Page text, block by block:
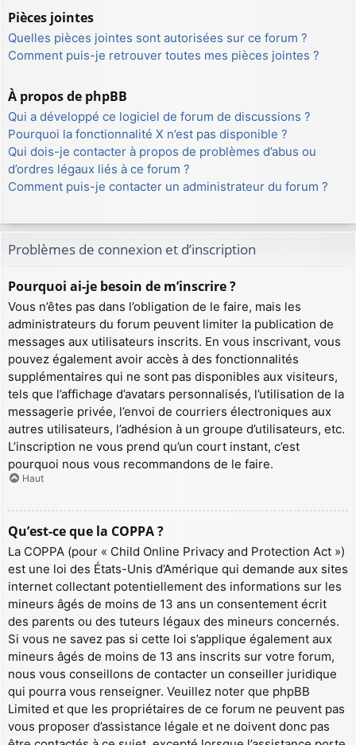
Pièces jointes
Quelles pièces jointes sont autorisées sur ce forum ?
Comment puis-je retrouver toutes mes pièces jointes ?
À propos de phpBB
Qui a développé ce logiciel de forum de discussions ?
Pourquoi la fonctionnalité X n’est pas disponible ?
Qui dois-je contacter à propos de problèmes d’abus ou
d’ordres légaux liés à ce forum ?
Comment puis-je contacter un administrateur du forum ?
Problèmes de connexion et d’inscription
Pourquoi ai-je besoin de m’inscrire ?
Vous n’êtes pas dans l’obligation de le faire, mais les
administrateurs du forum peuvent limiter la publication de
messages aux utilisateurs inscrits. En vous inscrivant, vous
pouvez également avoir accès à des fonctionnalités
supplémentaires qui ne sont pas disponibles aux visiteurs,
tels que l’affichage d’avatars personnalisés, l’utilisation de la
messagerie privée, l’envoi de courriers électroniques aux
autres utilisateurs, l’adhésion à un groupe d’utilisateurs, etc.
L’inscription ne vous prend qu’un court instant, c’est
pourquoi nous vous recommandons de le faire.
Haut
Qu’est-ce que la COPPA ?
La COPPA (pour « Child Online Privacy and Protection Act »)
est une loi des États-Unis d’Amérique qui demande aux sites
internet collectant potentiellement des informations sur les
mineurs âgés de moins de 13 ans un consentement écrit
des parents ou des tuteurs légaux des mineurs concernés.
Si vous ne savez pas si cette loi s’applique également aux
mineurs âgés de moins de 13 ans inscrits sur votre forum,
nous vous conseillons de contacter un conseiller juridique
qui pourra vous renseigner. Veuillez noter que phpBB
Limited et que les propriétaires de ce forum ne peuvent pas
vous proposer d’assistance légale et ne doivent donc pas